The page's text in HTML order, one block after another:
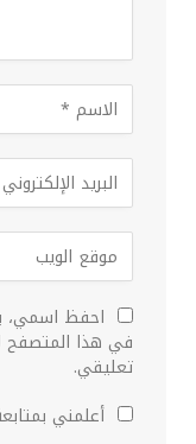
احفظ اسمي،
في هذا المتصفح
تعليقي.
أعلمني